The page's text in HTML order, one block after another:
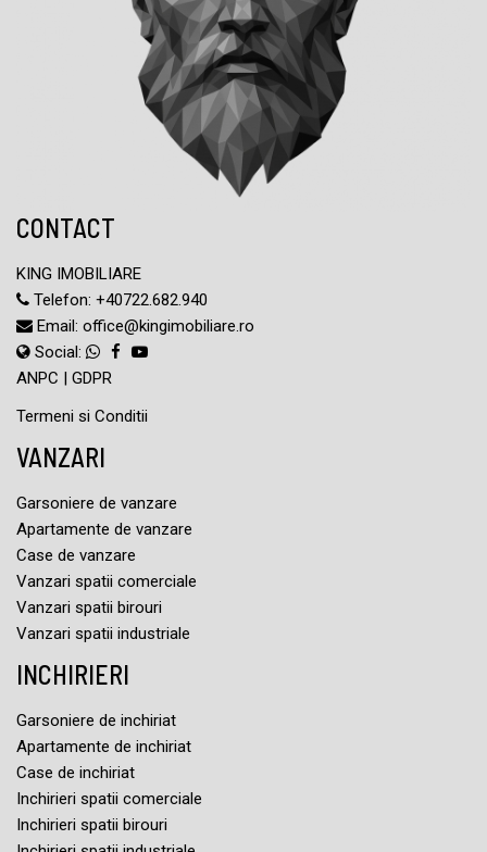
CONTACT
KING IMOBILIARE
Telefon: +40722.682.940
Email: office@kingimobiliare.ro
Social:
ANPC | GDPR
Termeni si Conditii
VANZARI
Garsoniere de vanzare
Apartamente de vanzare
Case de vanzare
Vanzari spatii comerciale
Vanzari spatii birouri
Vanzari spatii industriale
INCHIRIERI
Garsoniere de inchiriat
Apartamente de inchiriat
Case de inchiriat
Inchirieri spatii comerciale
Inchirieri spatii birouri